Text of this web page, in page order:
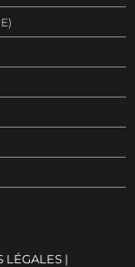
LÉGALES|